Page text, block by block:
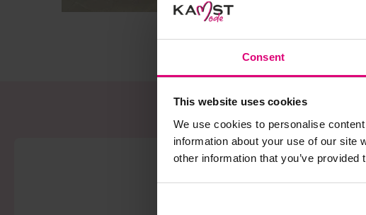
Consent
This website uses cookies
We use cookies to personalise
information about your use of our site
other information that you’ve
Schrijf